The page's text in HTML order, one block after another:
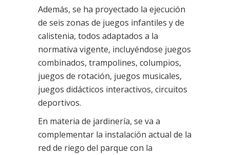
Además, se ha proyectado la ejecución
de seis zonas de juegos infantiles y de
calistenia, todos adaptados a la
normativa vigente, incluyéndose juegos
combinados, trampolines, columpios,
juegos de rotación, juegos musicales,
juegos didácticos interactivos, circuitos
deportivos.
En materia de jardinería, se va a
complementar la instalación actual de la
red de riego del parque con la